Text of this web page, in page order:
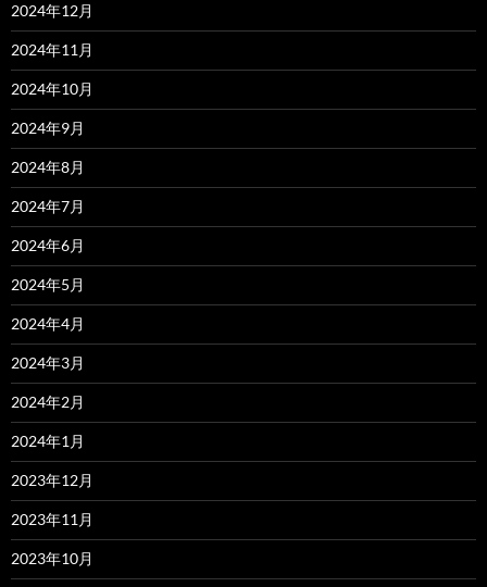
2024年12月
2024年11月
2024年10月
2024年9月
2024年8月
2024年7月
2024年6月
2024年5月
2024年4月
2024年3月
2024年2月
2024年1月
2023年12月
2023年11月
2023年10月